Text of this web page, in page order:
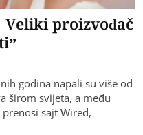
proizvođač
godina napali su više od
širom svijeta, a među
sajt Wired,